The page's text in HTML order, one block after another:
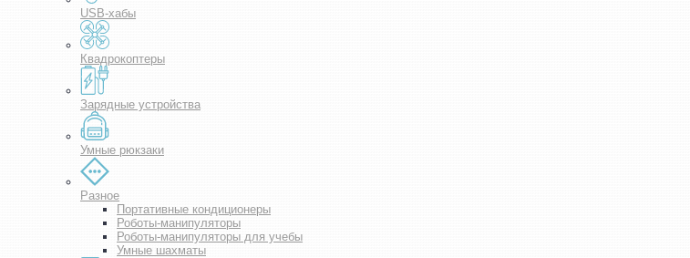
USB-хабы
Квадрокоптеры
Зарядные устройства
Умные рюкзаки
Разное
Портативные кондиционеры
Роботы-манипуляторы
Роботы-манипуляторы для учебы
Умные шахматы